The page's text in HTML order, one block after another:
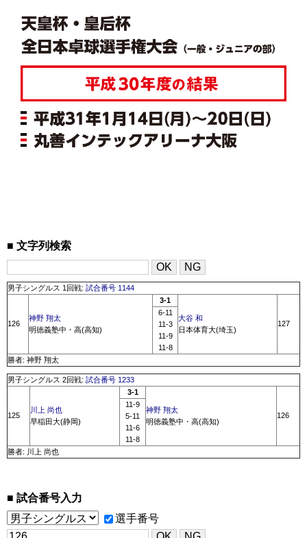
文字列検索
男子シングルス 1回戦: 試合番号 1144
126
神野 翔太
明徳義塾中・高(高知)
3-1
大谷 和
日本体育大(埼玉)
127
6-11
11-3
11-9
11-8
勝者: 神野 翔太
男子シングルス 2回戦: 試合番号 1233
125
川上 尚也
早稲田大(静岡)
3-1
神野 翔太
明徳義塾中・高(高知)
126
11-9
5-11
11-6
11-8
勝者: 川上 尚也
試合番号入力
選手番号